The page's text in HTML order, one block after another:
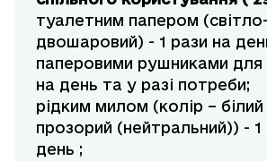
туалетним папером (світло-
двошаровий) - 1 рази на
паперовими рушниками для
на день та у разі потреби;
рідким милом (колір –
прозорий (нейтральний)) - 1
день ;